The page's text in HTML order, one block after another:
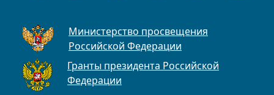
Министерство просвещения
Российской Федерации
Гранты президента Российской
Федерации